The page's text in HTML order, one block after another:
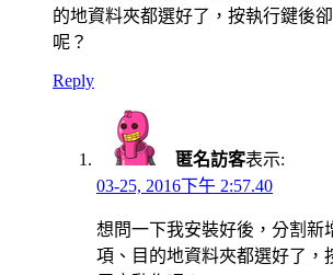
的地資料夾都選好了，按執行鍵後
呢？
Reply
匿名訪客表示:
03-25, 2016下午 2:57.40
想問一下我安裝好後，分割新
項、目的地資料夾都選好了，